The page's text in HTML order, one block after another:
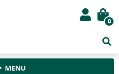
0
MENU